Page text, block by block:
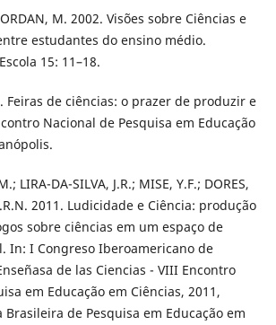
M. 2002. Visões sobre Ciências e
estudantes do ensino médio.
15: 11–18.
Feiras de ciências: o prazer de produzir e
Nacional de Pesquisa em Educação
LIRA-DA-SILVA, J.R.; MISE, Y.F.; DORES,
2011. Ludicidade e Ciência: produção
sobre ciências em um espaço de
In: I Congreso Iberoamericano de
de las Ciencias - VIII Encontro
em Educação em Ciências, 2011,
Brasileira de Pesquisa em Educação em